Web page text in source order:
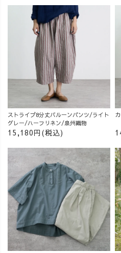
ストライプ8分丈バルーンパンツ/ライト
グレー/ハーフリネン/泉州織物
15,180円(税込)